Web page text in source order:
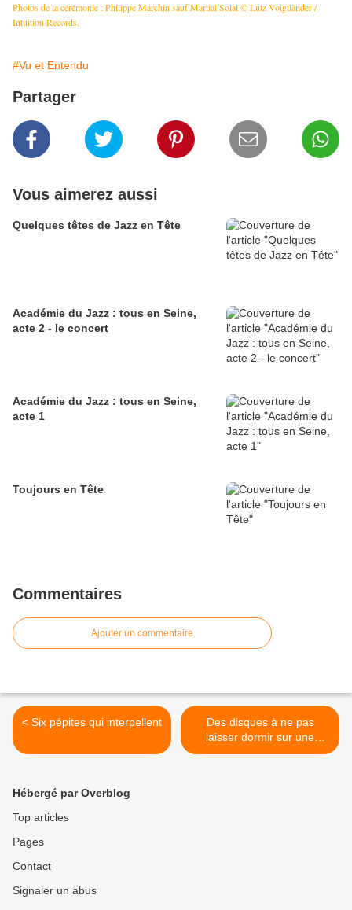
Photos de la cérémonie : Philippe Marchin sauf Martial Solal © Lutz Voigtländer /
Intuition Records.
#Vu et Entendu
Partager
Vous aimerez aussi
Quelques têtes de Jazz en Tête
Académie du Jazz : tous en Seine,
acte 2 - le concert
Académie du Jazz : tous en Seine,
acte 1
Toujours en Tête
Commentaires
Ajouter un commentaire
< Six pépites qui interpellent
Des disques à ne pas
laisser dormir sur une
étagère >
Hébergé par Overblog
Top articles
Pages
Contact
Signaler un abus